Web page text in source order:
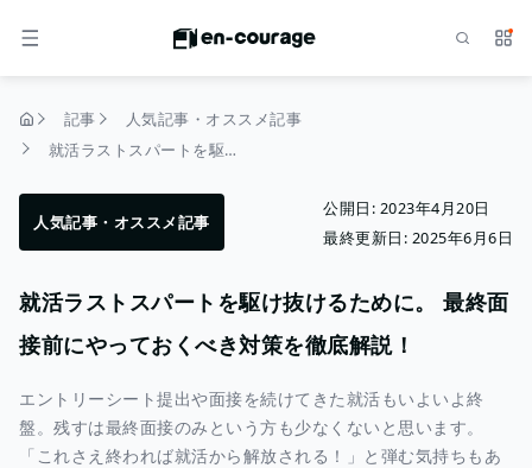
メニュー サ
記事
人気記事・オススメ記事
就活ラストスパートを駆け抜けるために。 最終面接前にやっておくべき対策を徹底解説！
人気記事・オススメ記事
公開日: 2023年4月20日
最終更新日: 2025年6月6日
就活ラストスパートを駆け抜けるために。 最終面
接前にやっておくべき対策を徹底解説！
エントリーシート提出や面接を続けてきた就活もいよいよ終
盤。残すは最終面接のみという方も少なくないと思います。
「これさえ終われば就活から解放される！」と弾む気持ちもあ